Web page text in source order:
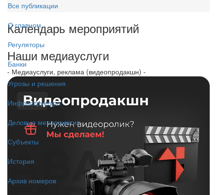
Все публикации
О главном
Регуляторы
Банки
Угрозы и решения
Инфраструктура
Деловые мероприятия
Субъекты
История
Архив номеров
Календарь мероприятий
Наши медиауслуги
- Медиауслуги, реклама (видеопродакшн) -